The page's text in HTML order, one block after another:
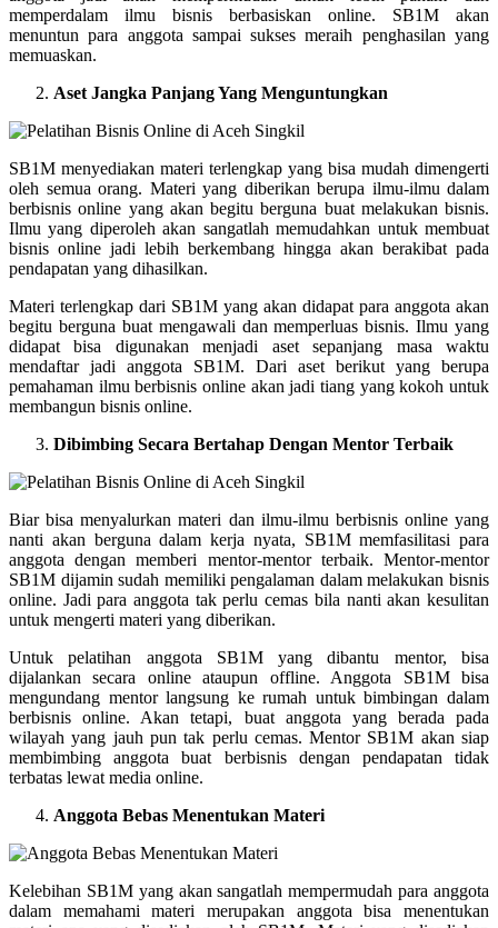
memperdalam ilmu bisnis berbasiskan online. SB1M akan
menuntun para anggota sampai sukses meraih penghasilan yang
memuaskan.
Aset Jangka Panjang Yang Menguntungkan
SB1M menyediakan materi terlengkap yang bisa mudah dimengerti
oleh semua orang. Materi yang diberikan berupa ilmu-ilmu dalam
berbisnis online yang akan begitu berguna buat melakukan bisnis.
Ilmu yang diperoleh akan sangatlah memudahkan untuk membuat
bisnis online jadi lebih berkembang hingga akan berakibat pada
pendapatan yang dihasilkan.
Materi terlengkap dari SB1M yang akan didapat para anggota akan
begitu berguna buat mengawali dan memperluas bisnis. Ilmu yang
didapat bisa digunakan menjadi aset sepanjang masa waktu
mendaftar jadi anggota SB1M. Dari aset berikut yang berupa
pemahaman ilmu berbisnis online akan jadi tiang yang kokoh untuk
membangun bisnis online.
Dibimbing Secara Bertahap Dengan Mentor Terbaik
Biar bisa menyalurkan materi dan ilmu-ilmu berbisnis online yang
nanti akan berguna dalam kerja nyata, SB1M memfasilitasi para
anggota dengan memberi mentor-mentor terbaik. Mentor-mentor
SB1M dijamin sudah memiliki pengalaman dalam melakukan bisnis
online. Jadi para anggota tak perlu cemas bila nanti akan kesulitan
untuk mengerti materi yang diberikan.
Untuk pelatihan anggota SB1M yang dibantu mentor, bisa
dijalankan secara online ataupun offline. Anggota SB1M bisa
mengundang mentor langsung ke rumah untuk bimbingan dalam
berbisnis online. Akan tetapi, buat anggota yang berada pada
wilayah yang jauh pun tak perlu cemas. Mentor SB1M akan siap
membimbing anggota buat berbisnis dengan pendapatan tidak
terbatas lewat media online.
Anggota Bebas Menentukan Materi
Kelebihan SB1M yang akan sangatlah mempermudah para anggota
dalam memahami materi merupakan anggota bisa menentukan